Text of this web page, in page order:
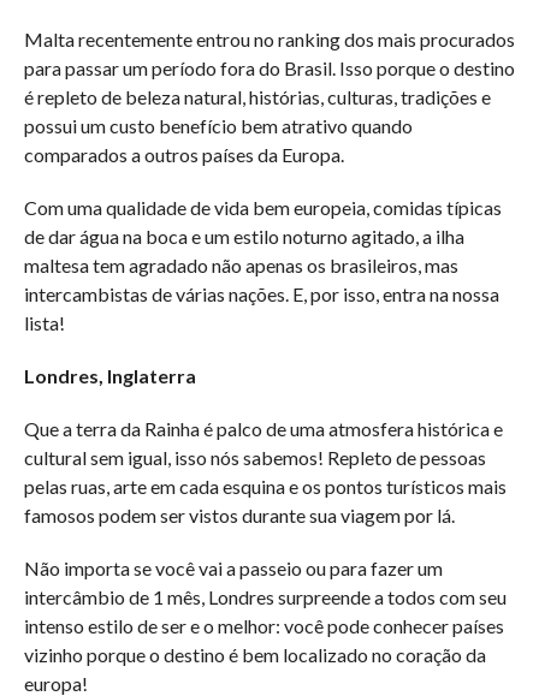
Malta recentemente entrou no ranking dos mais procurados
para passar um período fora do Brasil. Isso porque o destino
é repleto de beleza natural, histórias, culturas, tradições e
possui um custo benefício bem atrativo quando
comparados a outros países da Europa.
Com uma qualidade de vida bem europeia, comidas típicas
de dar água na boca e um estilo noturno agitado, a ilha
maltesa tem agradado não apenas os brasileiros, mas
intercambistas de várias nações. E, por isso, entra na nossa
lista!
Londres, Inglaterra
Que a terra da Rainha é palco de uma atmosfera histórica e
cultural sem igual, isso nós sabemos! Repleto de pessoas
pelas ruas, arte em cada esquina e os pontos turísticos mais
famosos podem ser vistos durante sua viagem por lá.
Não importa se você vai a passeio ou para fazer um
intercâmbio de 1 mês, Londres surpreende a todos com seu
intenso estilo de ser e o melhor: você pode conhecer países
vizinho porque o destino é bem localizado no coração da
europa!